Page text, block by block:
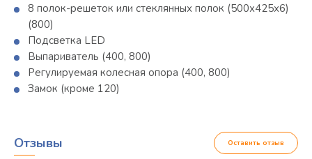
8 полок-решеток или стеклянных полок (500х425х6)
(800)
Подсветка LED
Выпариватель (400, 800)
Регулируемая колесная опора (400, 800)
Замок (кроме 120)
Отзывы Оставить отзыв